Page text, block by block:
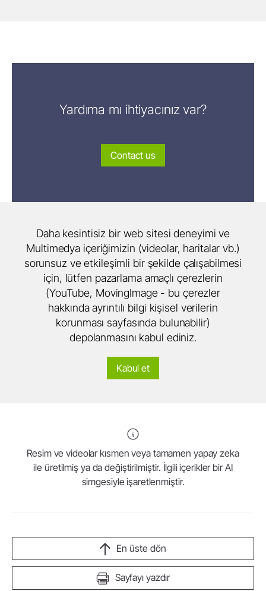
Yardıma mı ihtiyacınız var?
Contact us
Daha kesintisiz bir web sitesi deneyimi ve
Multimedya içeriğimizin (videolar, haritalar vb.)
sorunsuz ve etkileşimli bir şekilde çalışabilmesi
için, lütfen pazarlama amaçlı çerezlerin
(YouTube, MovingImage - bu çerezler
hakkında ayrıntılı bilgi kişisel verilerin
korunması sayfasında bulunabilir)
depolanmasını kabul ediniz.
Kabul et
Resim ve videolar kısmen veya tamamen yapay zeka
ile üretilmiş ya da değiştirilmiştir. İlgili içerikler bir AI
simgesiyle işaretlenmiştir.
Sayfayı yazdır
En üste dön